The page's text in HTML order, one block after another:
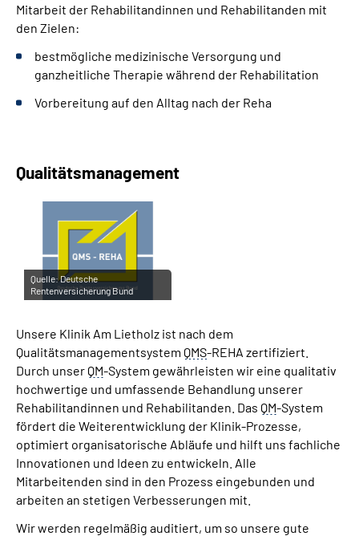
Mitarbeit der Rehabilitandinnen und Rehabilitanden mit
den Zielen:
bestmögliche medizinische Versorgung und
ganzheitliche Therapie während der Rehabilitation
Vorbereitung auf den Alltag nach der Reha
Qualitätsmanagement
Quelle:Deutsche
Rentenversicherung Bund
Unsere Klinik Am Lietholz ist nach dem
Qualitätsmanagementsystem QMS-REHA zertifiziert.
Durch unser QM-System gewährleisten wir eine qualitativ
hochwertige und umfassende Behandlung unserer
Rehabilitandinnen und Rehabilitanden. Das QM-System
fördert die Weiterentwicklung der Klinik-Prozesse,
optimiert organisatorische Abläufe und hilft uns fachliche
Innovationen und Ideen zu entwickeln. Alle
Mitarbeitenden sind in den Prozess eingebunden und
arbeiten an stetigen Verbesserungen mit.
Wir werden regelmäßig auditiert, um so unsere gute